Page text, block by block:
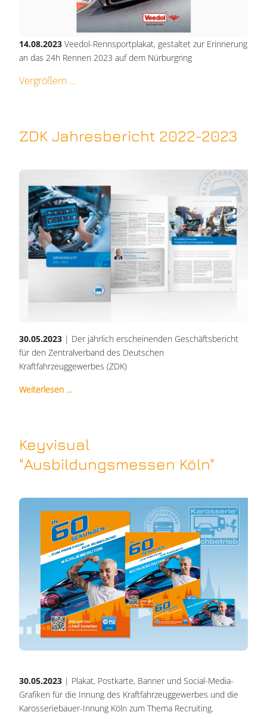
14.08.2023 Veedol-Rennsportplakat, gestaltet zur Erinnerung
an das 24h Rennen 2023 auf dem Nürburgring
Vergrößern
ZDK Jahresbericht 2022-2023
30.05.2023 | Der jährlich erscheinenden Geschäftsbericht
für den Zentralverband des Deutschen
Kraftfahrzeuggewerbes (ZDK)
Weiterlesen …
Keyvisual
"Ausbildungsmessen Köln"
30.05.2023 | Plakat, Postkarte, Banner und Social-Media-
Grafiken für die Innung des Kraftfahrzeuggewerbes und die
Karosseriebauer-Innung Köln zum Thema Recruiting.